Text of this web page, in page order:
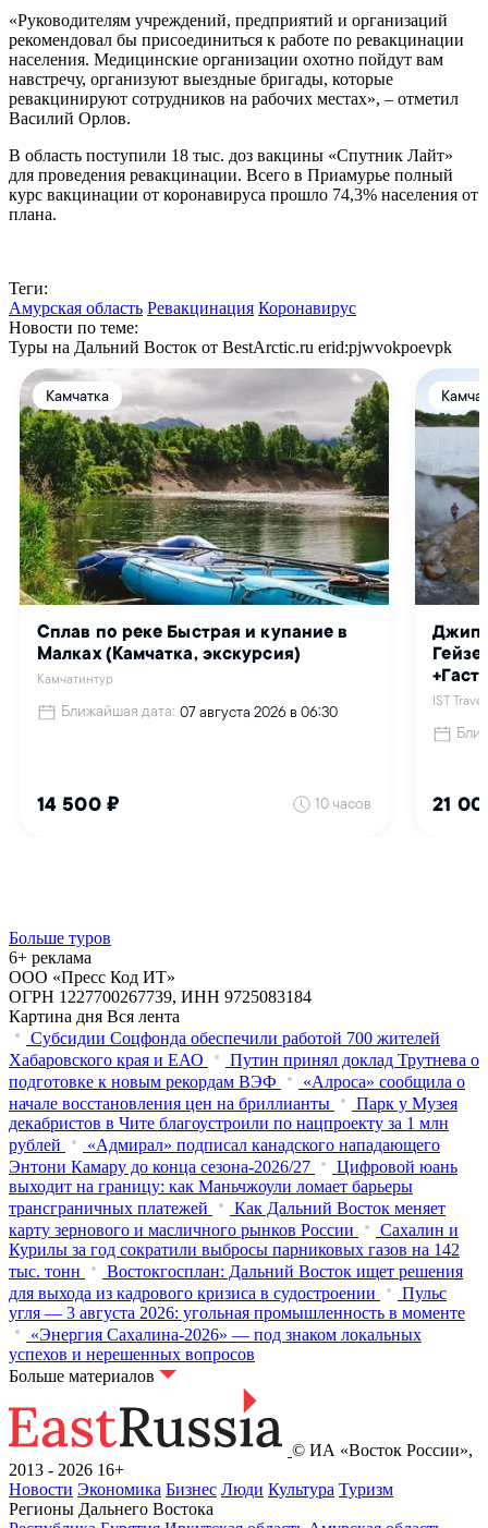
«Руководителям учреждений, предприятий и организаций
рекомендовал бы присоединиться к работе по ревакцинации
населения. Медицинские организации охотно пойдут вам
навстречу, организуют выездные бригады, которые
ревакцинируют сотрудников на рабочих местах», – отметил
Василий Орлов.
В область поступили 18 тыс. доз вакцины «Спутник Лайт»
для проведения ревакцинации. Всего в Приамурье полный
курс вакцинации от коронавируса прошло 74,3% населения от
плана.
Теги:
Амурская область Ревакцинация Коронавирус
Новости по теме:
Туры на Дальний Восток от BestArctic.ru erid:pjwvokpoevpk
Больше туров
6+ реклама
ООО «Пресс Код ИТ»
ОГРН 1227700267739, ИНН 9725083184
Картина дня Вся лента
Субсидии Соцфонда обеспечили работой 700 жителей
Хабаровского края и ЕАО
Путин принял доклад Трутнева о
подготовке к новым рекордам ВЭФ
«Алроса» сообщила о
начале восстановления цен на бриллианты
Парк у Музея
декабристов в Чите благоустроили по нацпроекту за 1 млн
рублей
«Адмирал» подписал канадского нападающего
Энтони Камару до конца сезона-2026/27
Цифровой юань
выходит на границу: как Маньчжоули ломает барьеры
трансграничных платежей
Как Дальний Восток меняет
карту зернового и масличного рынков России
Сахалин и
Курилы за год сократили выбросы парниковых газов на 142
тыс. тонн
Востокгосплан: Дальний Восток ищет решения
для выхода из кадрового кризиса в судостроении
Пульс
угля — 3 августа 2026: угольная промышленность в моменте
«Энергия Сахалина-2026» — под знаком локальных
успехов и нерешенных вопросов
Больше материалов
© ИА «Восток России»,
2013 - 2026 16+
Новости Экономика Бизнес Люди Культура Туризм
Регионы Дальнего Востока